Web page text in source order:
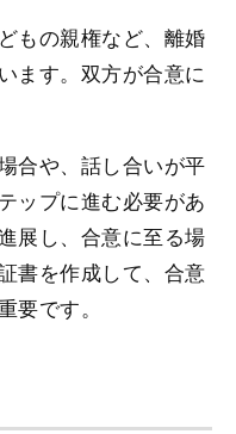
もの親権など、離婚
ます。双方が合意に
合や、話し合いが平
ップに進む必要があ
展し、合意に至る場
書を作成して、合意
要です。